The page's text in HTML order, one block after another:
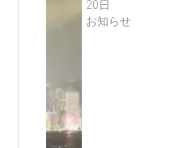
20日
お知らせ